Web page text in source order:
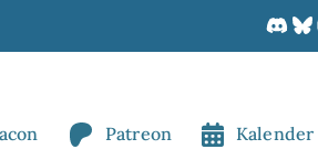
Patreon Kalender